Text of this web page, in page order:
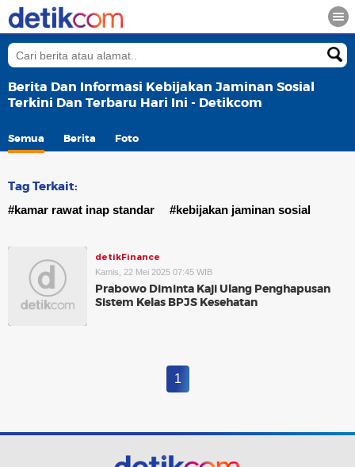
Berita Dan Informasi Kebijakan Jaminan Sosial
Terkini Dan Terbaru Hari Ini - Detikcom
Semua Berita Foto
Tag Terkait:
#kamar rawat inap standar #kebijakan jaminan sosial
detikFinance
Kamis, 22 Mei 2025 07:45 WIB
Prabowo Diminta Kaji Ulang Penghapusan
Sistem Kelas BPJS Kesehatan
1